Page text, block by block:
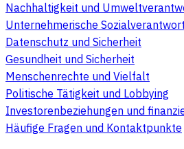
Nachhaltigkeit und
Unternehmerische
Datenschutz und Sicherheit
Gesundheit und Sicherheit
Menschenrechte und Vielfalt
Politische Tätigkeit und Lobbying
Investorenbeziehungen und
Häufige Fragen und Kontaktpunkte